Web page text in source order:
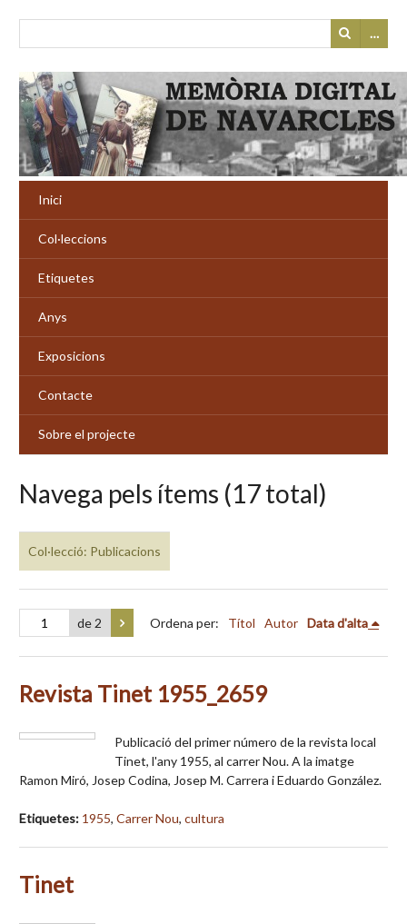
…
Inici
Col·leccions
Etiquetes
Anys
Exposicions
Contacte
Sobre el projecte
Navega pels ítems (17 total)
Col·lecció: Publicacions
de 2 Ordena per: Títol Autor Data d'alta
Revista Tinet 1955_2659
Publicació del primer número de la revista local
Tinet, l'any 1955, al carrer Nou. A la imatge
Ramon Miró, Josep Codina, Josep M. Carrera i Eduardo González.
Etiquetes: 1955, Carrer Nou, cultura
Tinet